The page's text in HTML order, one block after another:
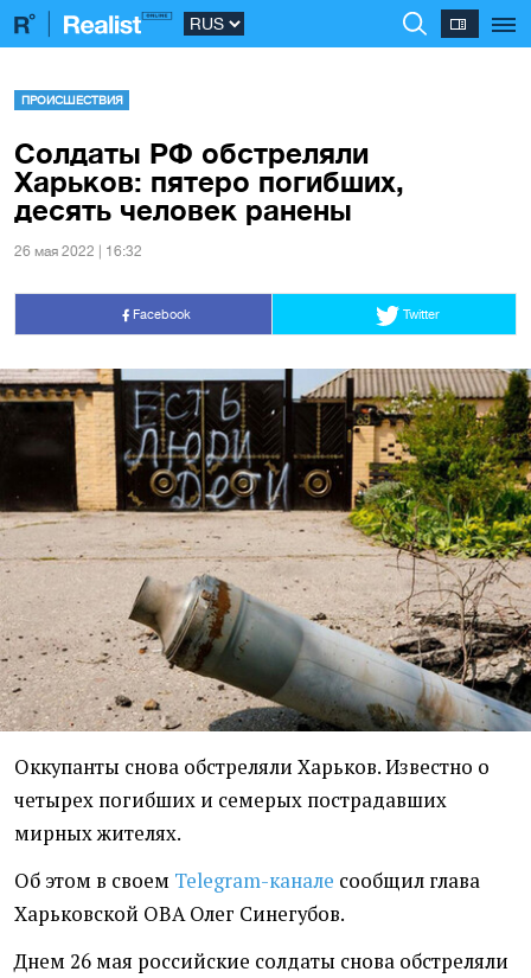
ПРОИСШЕСТВИЯ
Солдаты РФ обстреляли
Харьков: пятеро погибших,
десять человек ранены
26 мая 2022 | 16:32
Facebook Twitter
Оккупанты снова обстреляли Харьков. Известно о
четырех погибших и семерых пострадавших
мирных жителях.
Об этом в своем Telegram-канале сообщил глава
Харьковской ОВА Олег Синегубов.
Днем 26 мая российские солдаты снова обстреляли